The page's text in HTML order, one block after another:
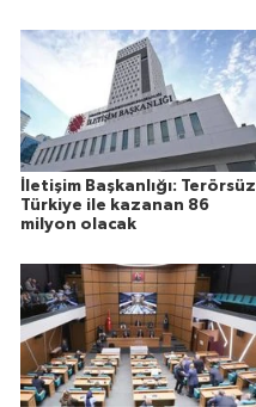
İletişim Başkanlığı: Terörsüz
Türkiye ile kazanan 86
milyon olacak